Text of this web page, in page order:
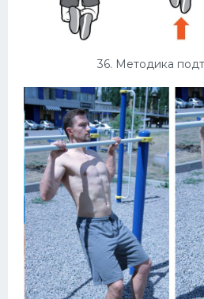
36. Методика